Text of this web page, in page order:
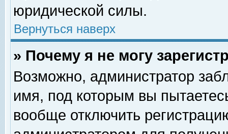
юридической силы.
Вернуться наверх
» Почему я не могу
Возможно, администратор
имя, под которым вы
вообще отключить